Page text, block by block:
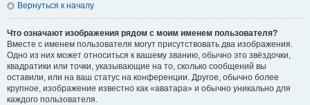
Вернуться к началу
Что означают изображения рядом с моим именем пользователя?
Вместе с именем пользователя могут присутствовать два изображения.
Одно из них может относиться к вашему званию, обычно это звёздочки,
квадратики или точки, указывающие на то, сколько сообщений вы
оставили, или на ваш статус на конференции. Другое, обычно более
крупное, изображение известно как «аватара» и обычно уникально для
каждого пользователя.